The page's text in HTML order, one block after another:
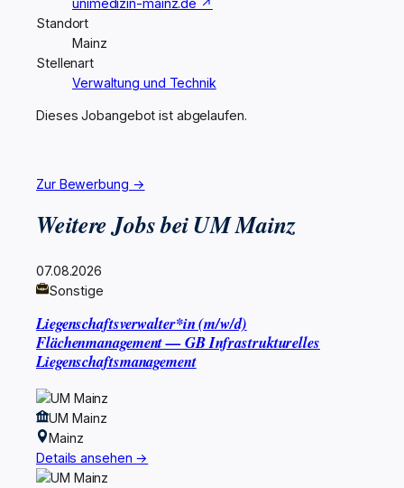
Standort
Mainz
Stellenart
Verwaltung und Technik
Dieses Jobangebot ist abgelaufen.
Zur Bewerbung →
Weitere Jobs bei UM Mainz
07.08.2026
Sonstige
Liegenschaftsverwalter*in (m/w/d)
Flächenmanagement — GB Infrastrukturelles
Liegenschaftsmanagement
UM Mainz
Mainz
Details ansehen →